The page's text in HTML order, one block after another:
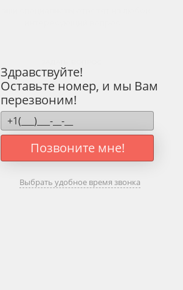
Здравствуйте!
Оставьте номер, и мы Вам
перезвоним!
Позвоните мне!
Выбрать удобное время звонка